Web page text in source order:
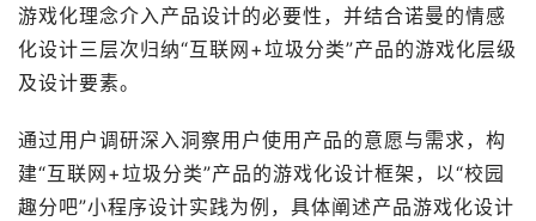
游戏化理念介入产品设计的必要性，并结合诺曼的情感
化设计三层次归纳“互联网+垃圾分类”产品的游戏化层级
及设计要素。
通过用户调研深入洞察用户使用产品的意愿与需求，构
建“互联网+垃圾分类”产品的游戏化设计框架，以“校园
趣分吧”小程序设计实践为例，具体阐述产品游戏化设计